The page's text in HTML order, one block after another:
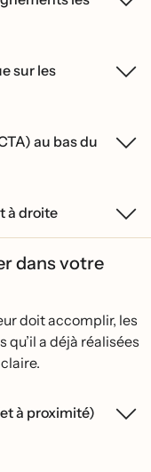
sur les
au bas du
à droite
dans votre
doit accomplir, les
qu’il a déjà réalisées
à proximité)